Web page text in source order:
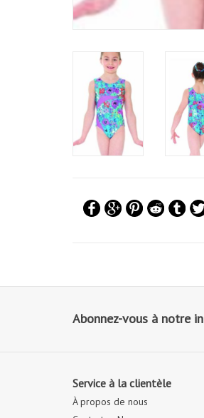
Abonnez-vous à notre
Service à la clientèle
À propos de nous